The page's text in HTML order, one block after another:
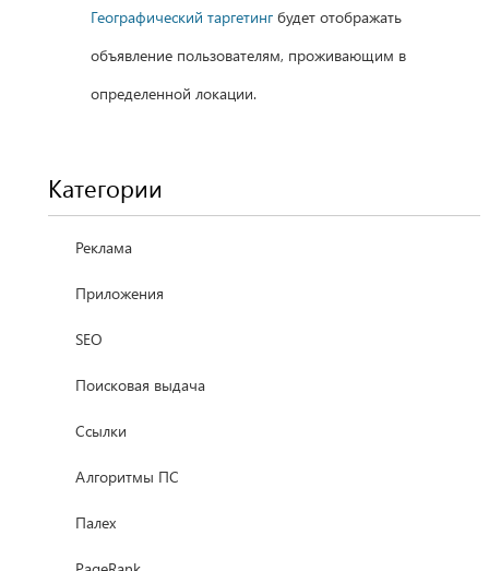
Географический таргетинг будет отображать
объявление пользователям, проживающим в
определенной локации.
Категории
Реклама
Приложения
SEO
Поисковая выдача
Ссылки
Алгоритмы ПС
Палех